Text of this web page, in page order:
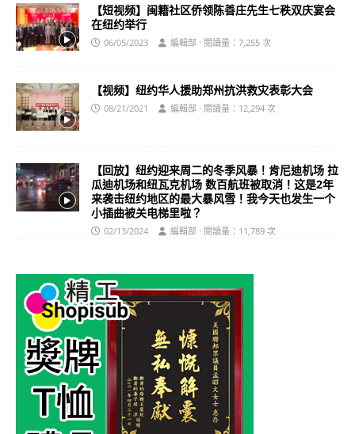
【短视频】闽籍社区侨领陈善庄先生七秩双庆宴会
在纽约举行
06/05/2023 編輯部 · 閱讀量：7,255 次
【视频】纽约华人援助郑州抗洪救灾表彰大会
08/21/2021 編輯部 · 閱讀量：12,294 次
【回放】纽约迎来周二的冬季风暴！肯尼迪机场 拉
瓜迪机场和纽瓦克机场 数百航班被取消！这是2年
来袭击纽约地区的最大暴风雪！我今天也发生一个
小插曲被关电梯里啦？
02/13/2024 編輯部 · 閱讀量：11,789 次